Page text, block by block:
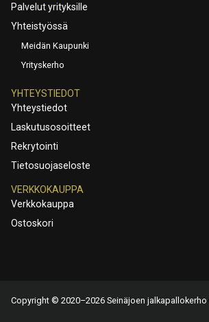
Palvelut yrityksille
Yhteistyössä
Meidän Kaupunki
Yrityskerho
YHTEYSTIEDOT
Yhteystiedot
Laskutusosoitteet
Rekrytointi
Tietosuojaseloste
VERKKOKAUPPA
Verkkokauppa
Ostoskori
Copyright © 2020–2026 Seinäjoen jalkapallokerho